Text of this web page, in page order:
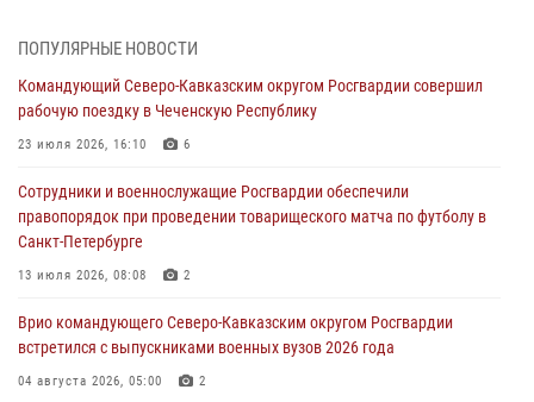
(видео)
Росгвардейцы провели занятие по стрелковой подготовке для
воспитанников Центра детского, юношеского туризма и
09 августа 2026, 05:00
В регионах Урала бойцам Росгвардии в зону СВО передали свежие
тиражи газет
Всероссийская ведомственная акции «Каникулы с Росгвардией
проходит в Сибири
ПОПУЛЯРНЫЕ НОВОСТИ
Командующий Северо-Кавказским округом Росгвардии совершил
рабочую поездку в Чеченскую Республику
23 июля 2026, 16:10 6
Сотрудники и военнослужащие Росгвардии обеспечили
правопорядок при проведении товарищеского матча по футболу в
Санкт-Петербурге
13 июля 2026, 08:08 2
Врио командующего Северо-Кавказским округом Росгвардии
встретился с выпускниками военных вузов 2026 года
04 августа 2026, 05:00 2